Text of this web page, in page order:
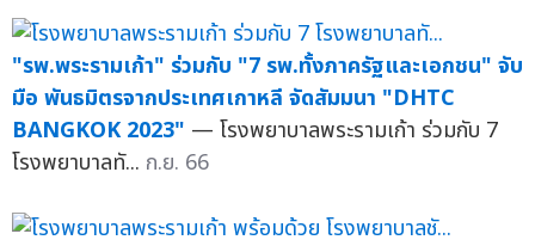
"รพ.พระรามเก้า" ร่วมกับ "7 รพ.ทั้งภาครัฐและเอกชน" จับ
มือ พันธมิตรจากประเทศเกาหลี จัดสัมมนา "DHTC
BANGKOK 2023" — โรงพยาบาลพระรามเก้า ร่วมกับ 7
โรงพยาบาลทั... ก.ย. 66